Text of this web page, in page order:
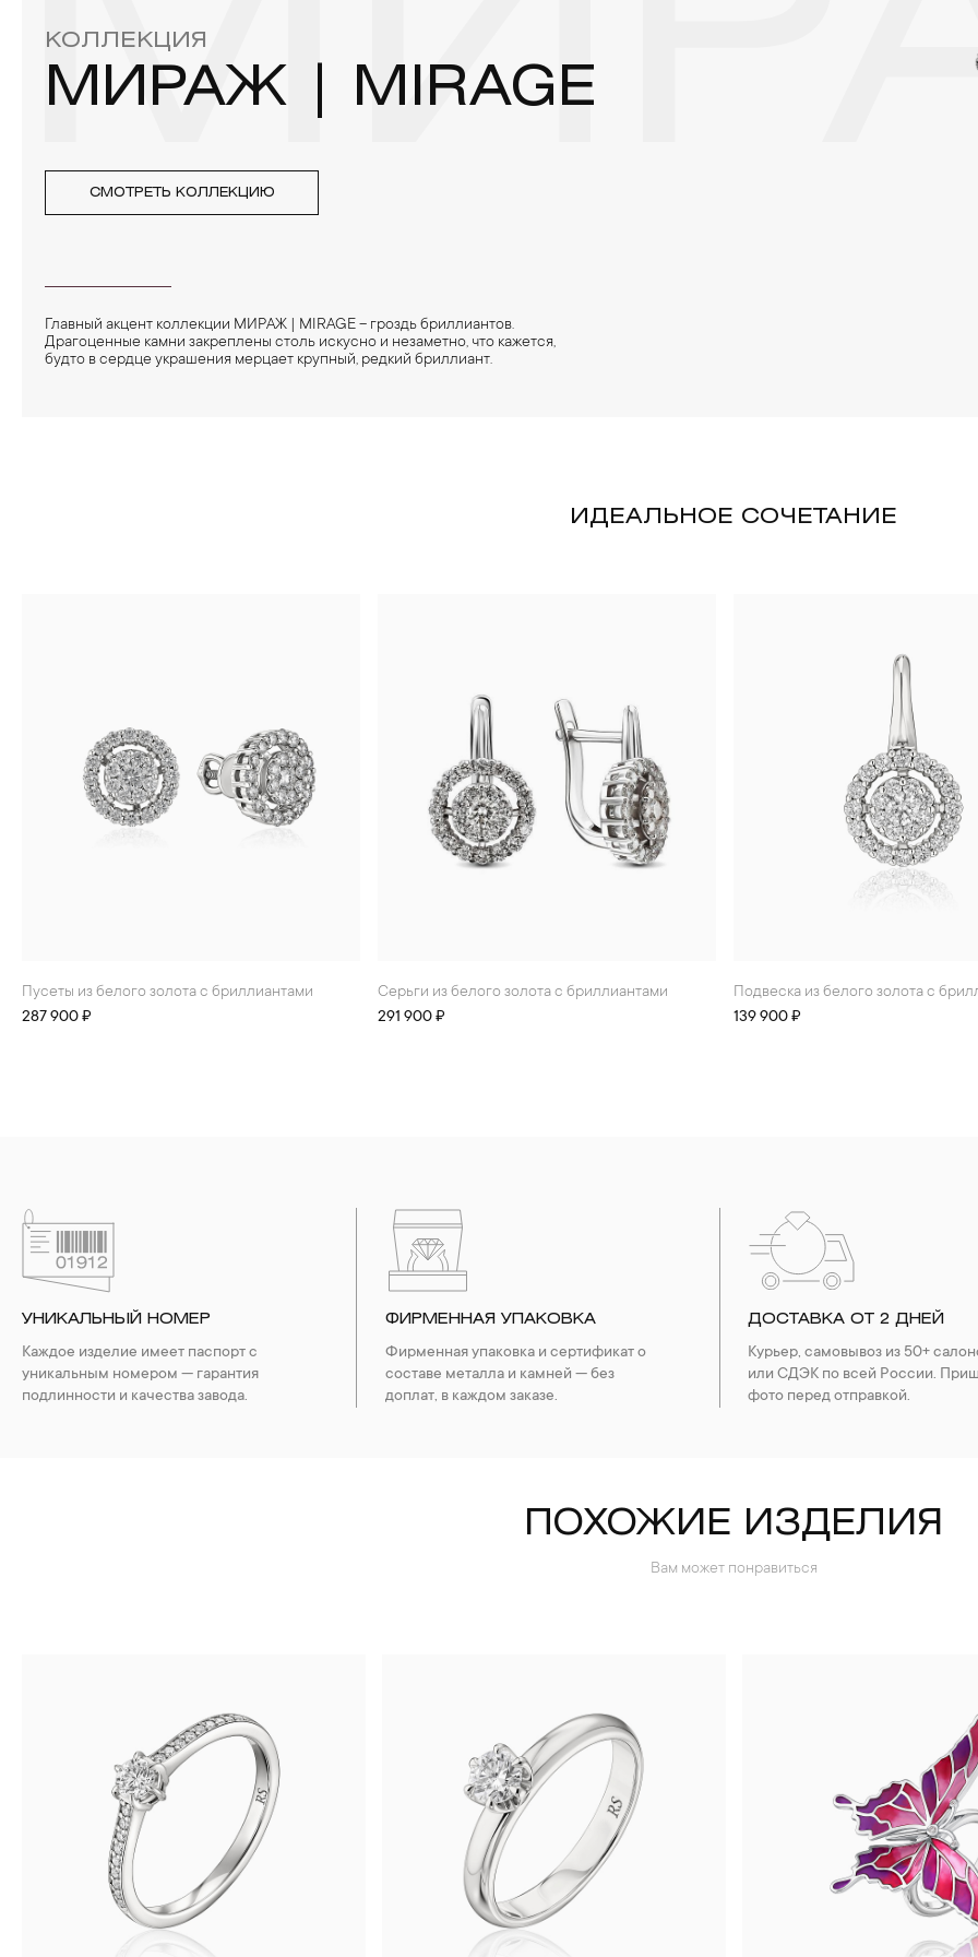
КОЛЛЕКЦИЯ
МИРАЖ | MIRAGE
СМОТРЕТЬ КОЛЛЕКЦИЮ
Главный акцент коллекции МИРАЖ | MIRAGE – гроздь бриллиантов.
Драгоценные камни закреплены столь искусно и незаметно, что кажется,
будто в сердце украшения мерцает крупный, редкий бриллиант.
ИДЕАЛЬНОЕ СОЧЕТАНИЕ
Пусеты из белого золота с бриллиантами
287 900 ₽
Серьги из белого золота с бриллиантами
291 900 ₽
Подвеска из белого золота с
139 900 ₽
УНИКАЛЬНЫЙ НОМЕР
Каждое изделие имеет паспорт с
уникальным номером — гарантия
подлинности и качества завода.
ФИРМЕННАЯ УПАКОВКА
Фирменная упаковка и сертификат о
составе металла и камней — без
доплат, в каждом заказе.
ДОСТАВКА ОТ 2 ДНЕЙ
Курьер, самовывоз из 50+
или СДЭК по всей России.
фото перед отправкой.
ПОХОЖИЕ ИЗДЕЛИЯ
Вам может понравиться